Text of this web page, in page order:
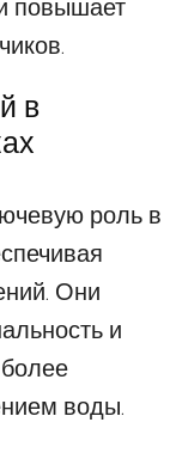
повышает
в
роль в
Они
и
воды.